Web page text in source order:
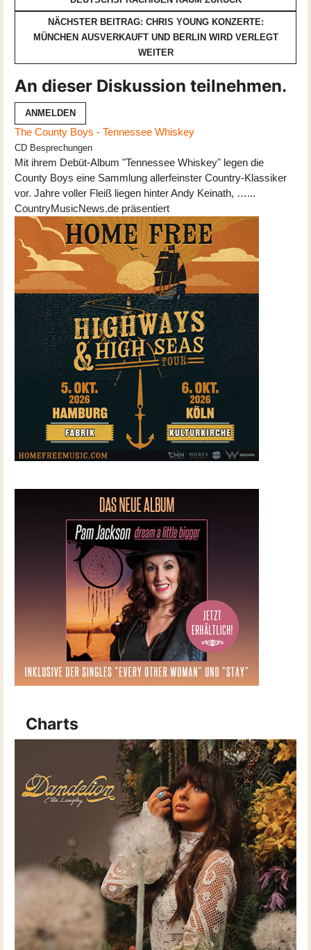
NÄCHSTER BEITRAG: CHRIS YOUNG KONZERTE:
MÜNCHEN AUSVERKAUFT UND BERLIN WIRD VERLEGT
WEITER
An dieser Diskussion teilnehmen.
ANMELDEN
The County Boys - Tennessee Whiskey
CD Besprechungen
Mit ihrem Debüt-Album "Tennessee Whiskey" legen die
County Boys eine Sammlung allerfeinster Country-Klassiker
vor. Jahre voller Fleiß liegen hinter Andy Keinath, …...
CountryMusicNews.de präsentiert
Charts